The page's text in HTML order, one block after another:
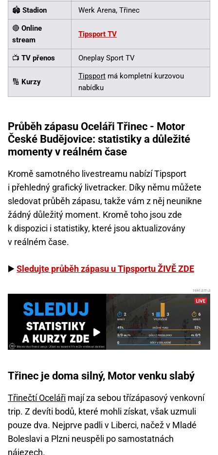
🏟️ Stadion Werk Arena, Třinec
🔴 Online
stream
Tipsport TV
📺 TV přenos Oneplay Sport TV
🔢 Kurzy
Tipsport má kompletní kurzovou
nabídku
Průběh zápasu Oceláři Třinec - Motor
České Budějovice: statistiky a důležité
momenty v reálném čase
Kromě samotného livestreamu nabízí Tipsport
i přehledný grafický livetracker. Díky němu můžete
sledovat průběh zápasu, takže vám z něj neunikne
žádný důležitý moment. Kromě toho jsou zde
k dispozici i statistiky, které jsou aktualizovány
v reálném čase.
▶️Sledujte průběh zápasu u Tipsportu ŽIVĚ ZDE
Třinec je doma silný, Motor venku slabý
Třinečtí Oceláři mají za sebou třízápasový venkovní
trip. Z devíti bodů, které mohli získat, však uzmuli
pouze dva. Nejprve padli v Liberci, načež v Mladé
Boleslavi a Plzni neuspěli po samostatnách
nájezech.